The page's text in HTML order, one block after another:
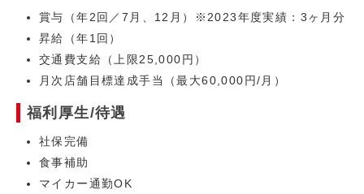
賞与（年2回／7月、12月）※2023年度実績：3ヶ月分
昇給（年1回）
交通費支給（上限25,000円）
月次店舗目標達成手当（最大60,000円/月）
福利厚生/待遇
社保完備
食事補助
マイカー通勤OK